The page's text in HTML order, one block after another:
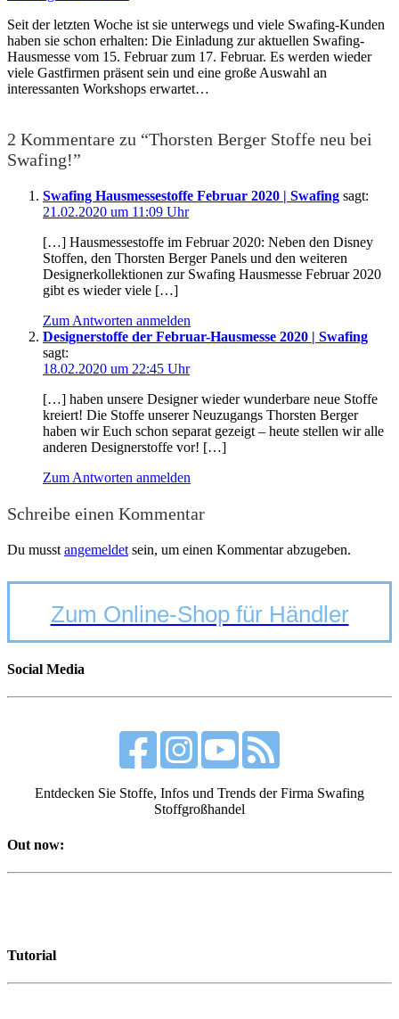
Seit der letzten Woche ist sie unterwegs und viele Swafing-Kunden
haben sie schon erhalten: Die Einladung zur aktuellen Swafing-
Hausmesse vom 15. Februar zum 17. Februar. Es werden wieder
viele Gastfirmen präsent sein und eine große Auswahl an
interessanten Workshops erwartet…
2 Kommentare zu “Thorsten Berger Stoffe neu bei
Swafing!”
Swafing Hausmessestoffe Februar 2020 | Swafing sagt:
21.02.2020 um 11:09 Uhr
[…] Hausmessestoffe im Februar 2020: Neben den Disney
Stoffen, den Thorsten Berger Panels und den weiteren
Designerkollektionen zur Swafing Hausmesse Februar 2020
gibt es wieder viele […]
Zum Antworten anmelden
Designerstoffe der Februar-Hausmesse 2020 | Swafing
sagt:
18.02.2020 um 22:45 Uhr
[…] haben unsere Designer wieder wunderbare neue Stoffe
kreiert! Die Stoffe unserer Neuzugangs Thorsten Berger
haben wir Euch schon separat gezeigt – heute stellen wir alle
anderen Designerstoffe vor! […]
Zum Antworten anmelden
Schreibe einen Kommentar
Du musst angemeldet sein, um einen Kommentar abzugeben.
Zum Online-Shop für Händler
Social Media
Entdecken Sie Stoffe, Infos und Trends der Firma Swafing
Stoffgroßhandel
Out now:
Tutorial